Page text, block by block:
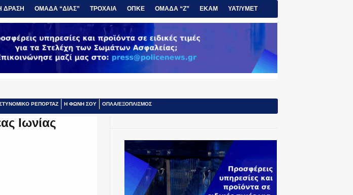
ΔΡΑΣΗ ΟΜΑΔΑ “ΔΙΑΣ” ΤΡΟΧΑΙΑ ΟΠΚΕ ΟΜΑΔΑ “Ζ” ΕΚΑΜ ΥΑΤ/ΥΜΕΤ
ΡΕΠΟΡΤΑΖ Η ΦΩΝΗ ΣΟΥ ΟΠΛΑ/ΕΞΟΠΛΙΣΜΟΣ
Ιωνίας